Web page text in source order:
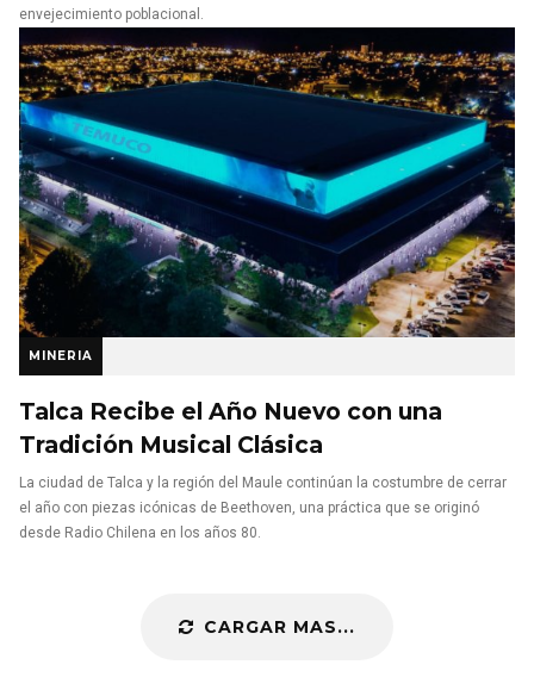
envejecimiento poblacional.
MINERIA
Talca Recibe el Año Nuevo con una
Tradición Musical Clásica
La ciudad de Talca y la región del Maule continúan la costumbre de cerrar
el año con piezas icónicas de Beethoven, una práctica que se originó
desde Radio Chilena en los años 80.
CARGAR MAS...